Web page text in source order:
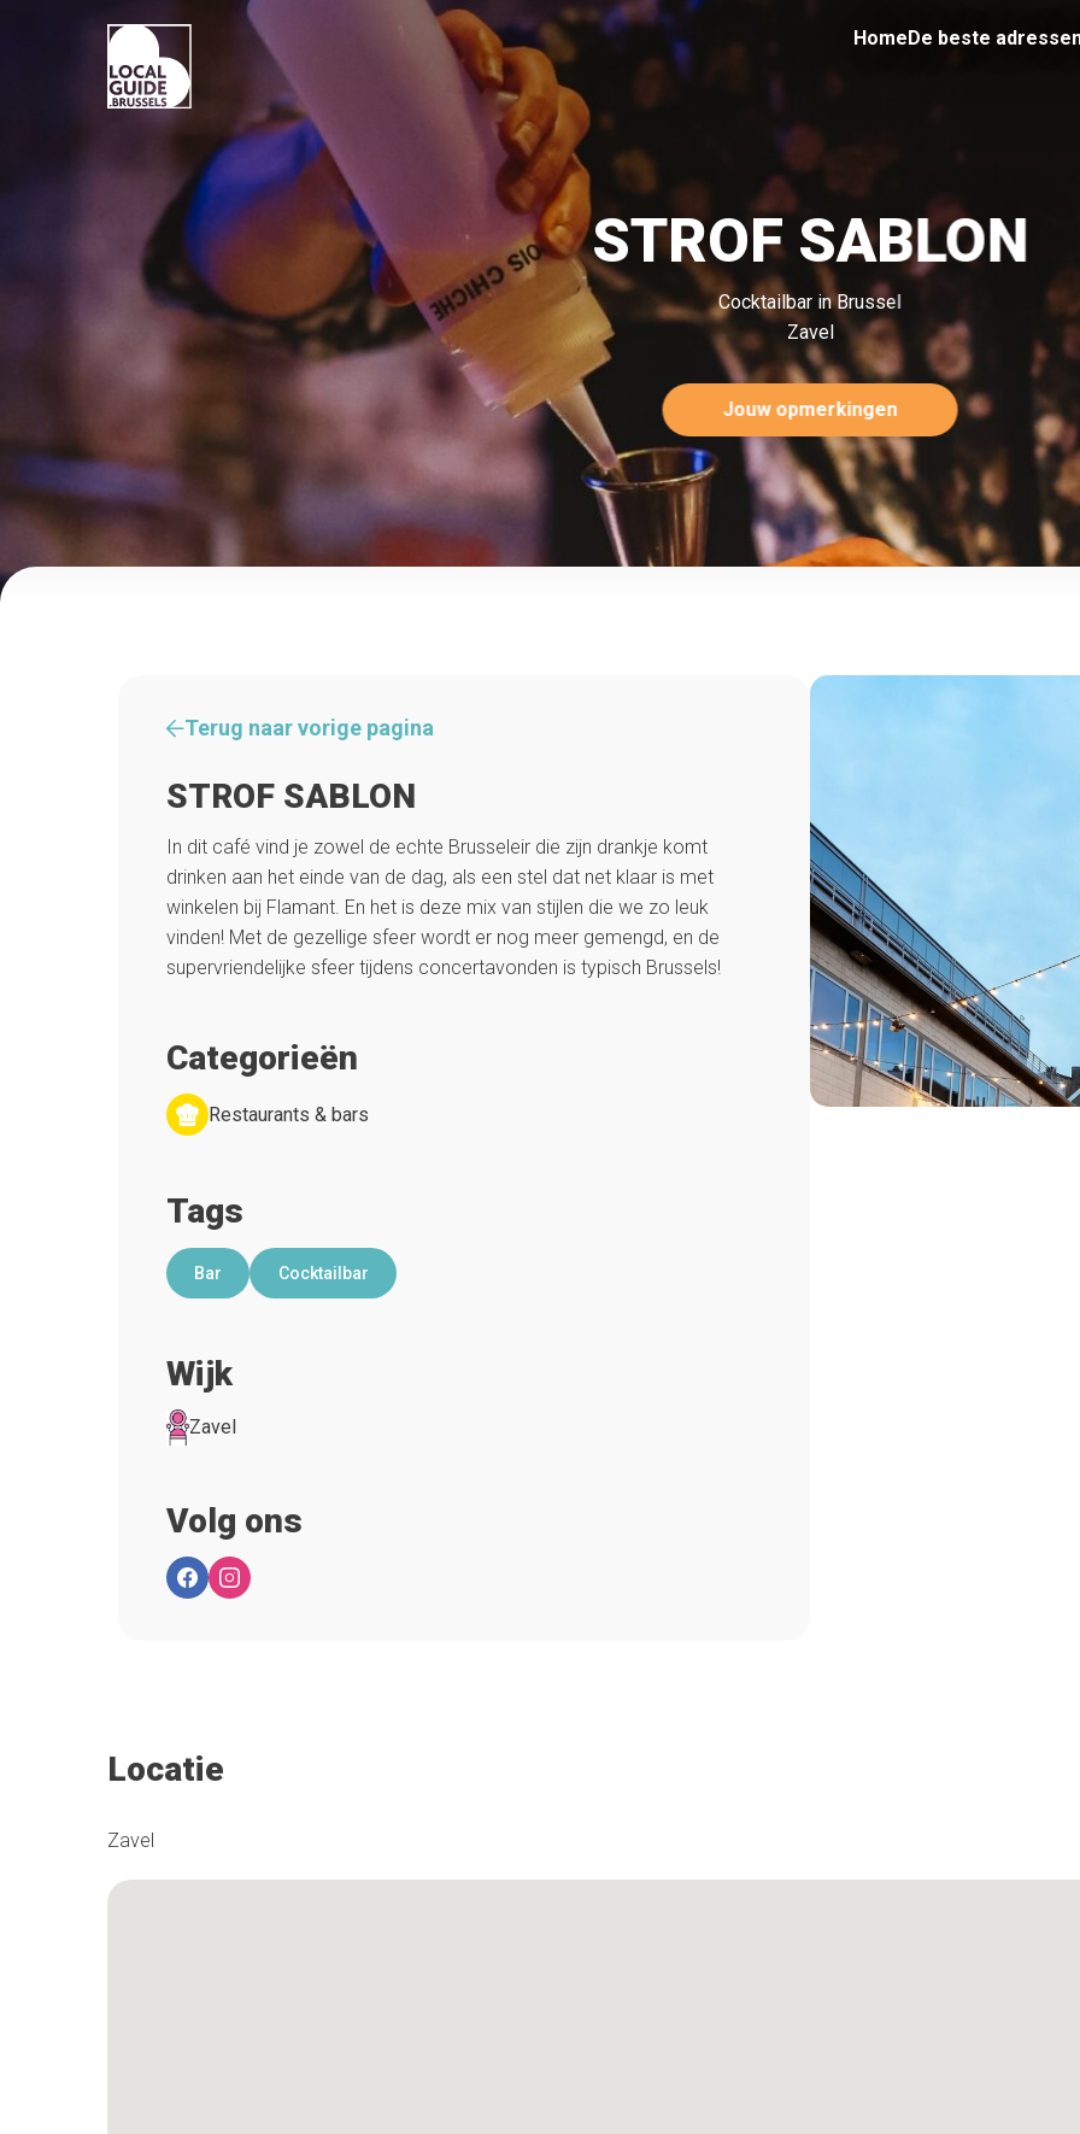
HomeDe beste
STROF SABLON
Cocktailbar in Brussel
Zavel
Jouw opmerkingen
Terug naar vorige pagina
STROF SABLON
In dit café vind je zowel de echte Brusseleir die zijn drankje komt
drinken aan het einde van de dag, als een stel dat net klaar is met
winkelen bij Flamant. En het is deze mix van stijlen die we zo leuk
vinden! Met de gezellige sfeer wordt er nog meer gemengd, en de
supervriendelijke sfeer tijdens concertavonden is typisch Brussels!
Categorieën
Restaurants & bars
Tags
Bar Cocktailbar
Wijk
Zavel
Volg ons
Locatie
Zavel